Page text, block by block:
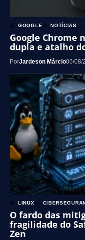
GOOGLE NOTÍCIAS
Google Chrome
dupla e atalho
PorJardeson Márcio06/08/
LINUX
O fardo das
fragilidade do
Zen